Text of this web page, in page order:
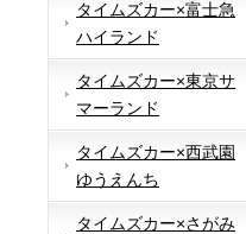
タイムズカー×富士急
ハイランド
タイムズカー×東京サ
マーランド
タイムズカー×西武園
ゆうえんち
タイムズカー×さがみ